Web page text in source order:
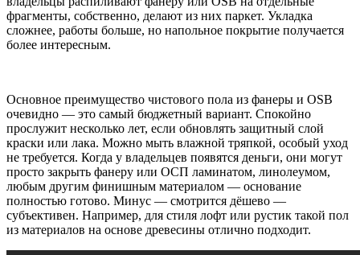
фрагменты, собственно, делают из них паркет. Укладка
сложнее, работы больше, но напольное покрытие получается
более интересным.
Основное преимущество чистового пола из фанеры и OSB
очевидно — это самый бюджетный вариант. Спокойно
прослужит несколько лет, если обновлять защитный слой
краски или лака. Можно мыть влажной тряпкой, особый уход
не требуется. Когда у владельцев появятся деньги, они могут
просто закрыть фанеру или ОСП ламинатом, линолеумом,
любым другим финишным материалом — основание
полностью готово. Минус — смотрится дёшево —
субъективен. Например, для стиля лофт или рустик такой пол
из материалов на основе древесины отлично подходит.